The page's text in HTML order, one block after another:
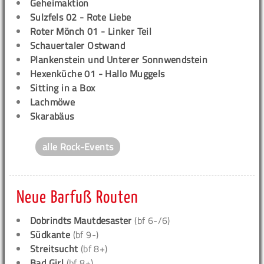
Geheimaktion
Sulzfels 02 - Rote Liebe
Roter Mönch 01 - Linker Teil
Schauertaler Ostwand
Plankenstein und Unterer Sonnwendstein
Hexenküche 01 - Hallo Muggels
Sitting in a Box
Lachmöwe
Skarabäus
alle Rock-Events
Neue Barfuß Routen
Dobrindts Mautdesaster (bf 6-/6)
Südkante (bf 9-)
Streitsucht (bf 8+)